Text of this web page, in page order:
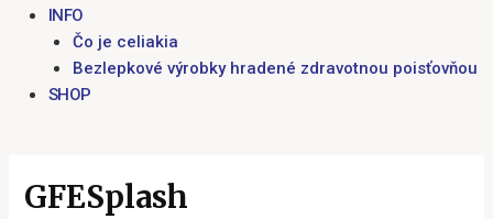
INFO
Čo je celiakia
Bezlepkové výrobky hradené zdravotnou poisťovňou
SHOP
GFESplash